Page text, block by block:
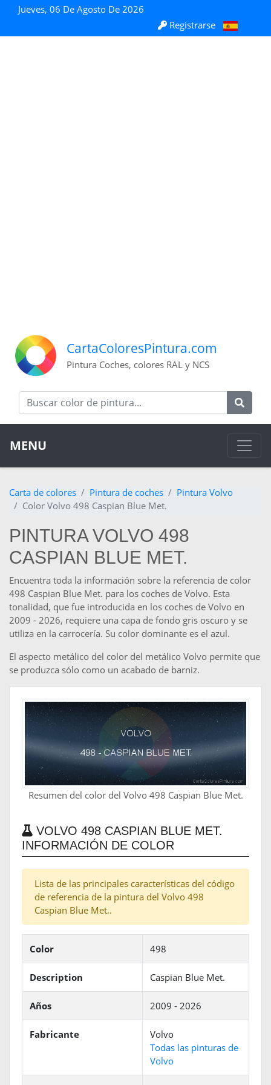
Jueves, 06 De Agosto De 2026
Registrarse
CartaColoresPintura.com
Pintura Coches, colores RAL y NCS
MENU
Carta de colores Pintura de coches
Pintura Volvo
Color Volvo 498 Caspian Blue Met.
PINTURA VOLVO 498
CASPIAN BLUE MET.
Encuentra toda la información sobre la referencia de color
498 Caspian Blue Met. para los coches de Volvo. Esta
tonalidad, que fue introducida en los coches de Volvo en
2009 - 2026, requiere una capa de fondo gris oscuro y se
utiliza en la carrocería. Su color dominante es el azul.
El aspecto metálico del color del metálico Volvo permite que
se produzca sólo como un acabado de barniz.
Resumen del color del Volvo 498 Caspian Blue Met.
VOLVO 498 CASPIAN BLUE MET.
INFORMACIÓN DE COLOR
Lista de las principales características del código
de referencia de la pintura del Volvo 498
Caspian Blue Met..
Color 498
Description Caspian Blue Met.
Años 2009 - 2026
Fabricante
Volvo
Todas las pinturas de
Volvo